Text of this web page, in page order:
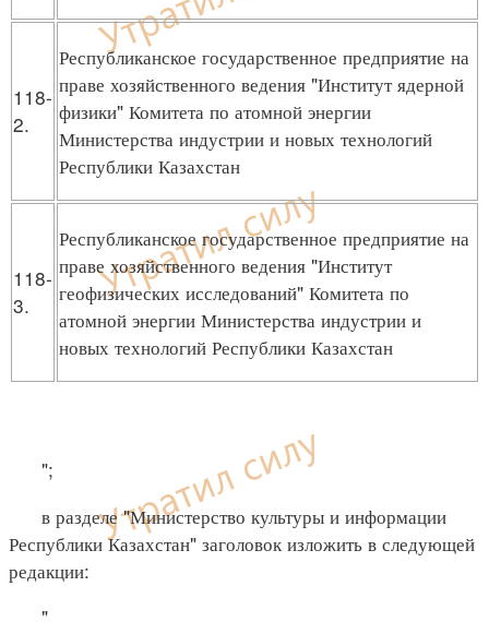
118-
2.
Республиканское государственное предприятие на
праве хозяйственного ведения "Институт ядерной
физики" Комитета по атомной энергии
Министерства индустрии и новых технологий
Республики Казахстан
118-
3.
Республиканское государственное предприятие на
праве хозяйственного ведения "Институт
геофизических исследований" Комитета по
атомной энергии Министерства индустрии и
новых технологий Республики Казахстан
";
в разделе "Министерство культуры и информации
Республики Казахстан" заголовок изложить в следующей
редакции:
"